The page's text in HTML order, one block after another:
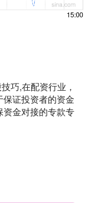
巧,在配资行业，
证投资者的资金
金对接的专款专